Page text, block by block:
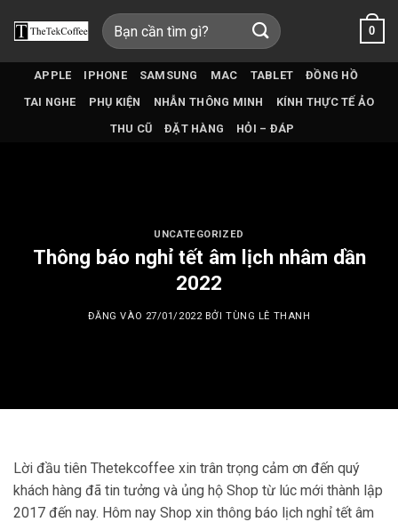
qua
Tìm
kiếm:
0
APPLE IPHONE SAMSUNG MAC TABLET
ĐỒNG HỒ
TAI NGHE
PHỤ KIỆN NHẪN THÔNG MINH
KÍNH THỰC TẾ ẢO
THU CŨ
ĐẶT HÀNG HỎI – ĐÁP
UNCATEGORIZED
Thông báo nghỉ tết âm lịch nhâm dần
2022
ĐĂNG VÀO 27/01/2022 BỞITÙNG LÊ THANH
Lời đầu tiên Thetekcoffee xin trân trọng cảm ơn đến quý
khách hàng đã tin tưởng và ủng hộ Shop từ lúc mới thành lập
2017 đến nay. Hôm nay Shop xin thông báo lịch nghỉ tết âm